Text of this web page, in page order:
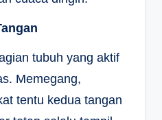
tubuh yang aktif
Memegang,
tentu kedua tangan